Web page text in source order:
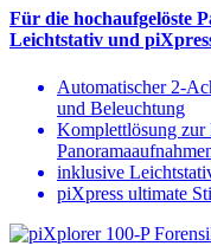
Für die hochaufgelöste
Leichtstativ und
Automatischer 2-
und Beleuchtung
Komplettlösung zur
inklusive
piXpress ultimate